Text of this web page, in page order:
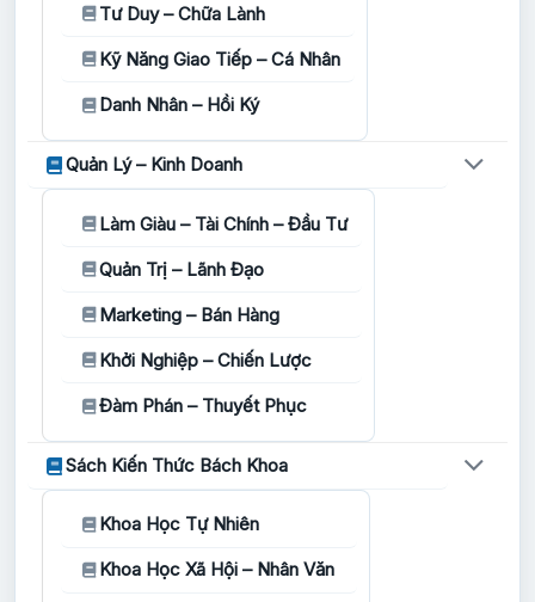
Tư Duy – Chữa Lành
Kỹ Năng Giao Tiếp – Cá Nhân
Danh Nhân – Hồi Ký
Quản Lý – Kinh Doanh
Làm Giàu – Tài Chính – Đầu Tư
Quản Trị – Lãnh Đạo
Marketing – Bán Hàng
Khởi Nghiệp – Chiến Lược
Đàm Phán – Thuyết Phục
Sách Kiến Thức Bách Khoa
Khoa Học Tự Nhiên
Khoa Học Xã Hội – Nhân Văn